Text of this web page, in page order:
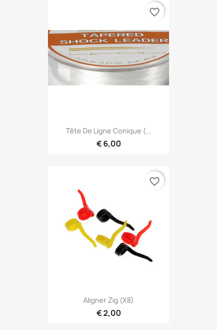
Tête De Ligne Conique (...
€ 6,00
favorite_border
Aligner Zig (X8)
€ 2,00
favorite_border